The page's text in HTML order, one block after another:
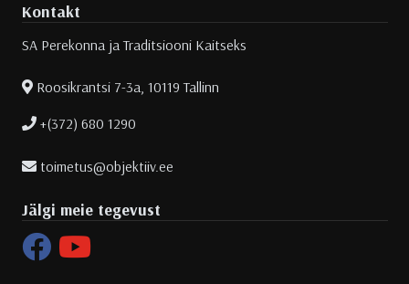
Kontakt
SA Perekonna ja Traditsiooni Kaitseks
Roosikrantsi 7-3a, 10119 Tallinn
+(372) 680 1290
toimetus@objektiiv.ee
Jälgi meie tegevust